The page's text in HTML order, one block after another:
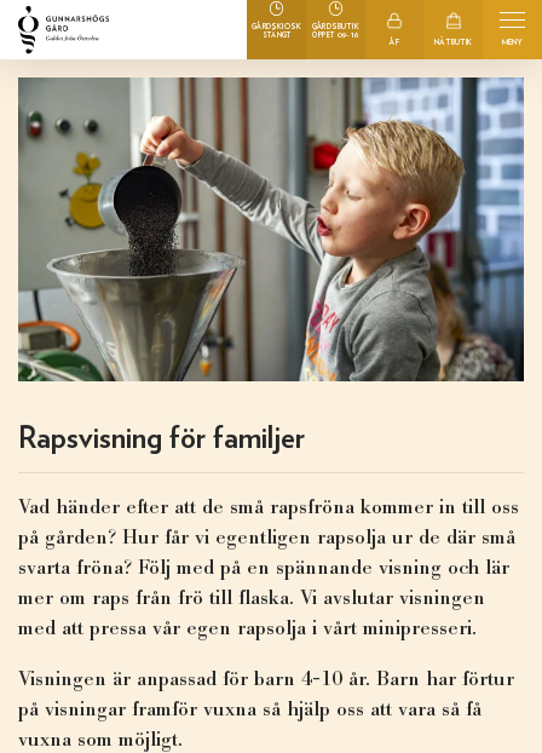
MENY
NÄTBUTIK
ÅF
GÅRDSBUTIK
ÖPPET 09-16
GÅRDSKIOSK
STÄNGT
Rapsvisning för familjer
Vad händer efter att de små rapsfröna kommer in till oss
på gården? Hur får vi egentligen rapsolja ur de där små
svarta fröna? Följ med på en spännande visning och lär
mer om raps från frö till flaska. Vi avslutar visningen
med att pressa vår egen rapsolja i vårt minipresseri.
Visningen är anpassad för barn 4-10 år. Barn har förtur
på visningar framför vuxna så hjälp oss att vara så få
vuxna som möjligt.